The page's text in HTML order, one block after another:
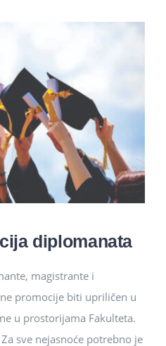
diplomanata
magistrante i
promocije biti upriličen u
u prostorijama Fakulteta.
sve nejasnoće potrebno je